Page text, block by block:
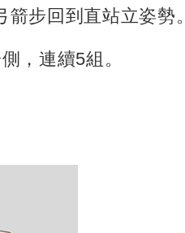
步回到直站立姿勢。
，連續5組。